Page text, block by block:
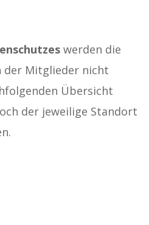
werden die
der Mitglieder nicht
Übersicht
der jeweilige Standort